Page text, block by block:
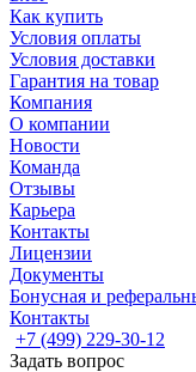
Как купить
Условия оплаты
Условия доставки
Гарантия на товар
Компания
О компании
Новости
Команда
Отзывы
Карьера
Контакты
Лицензии
Документы
Бонусная и
Контакты
+7 (499) 229-30-12
Задать вопрос